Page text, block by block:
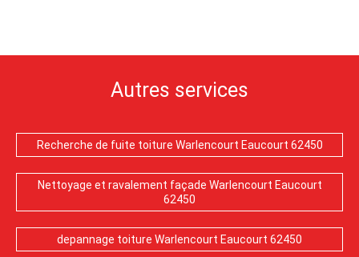
Autres services
Recherche de fuite toiture Warlencourt Eaucourt 62450
Nettoyage et ravalement façade Warlencourt Eaucourt
62450
depannage toiture Warlencourt Eaucourt 62450